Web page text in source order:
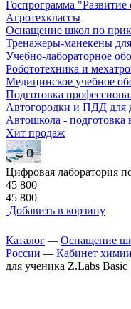
Госпрограмма
Агротехклассы
Оснащение школ по
Тренажеры-манекены
Учебно-лабораторное
Робототехника и
Медицинское учебное
Подготовка
Автогородки и ПДД для
Автошкола - подготовка
Хит продаж
Цифровая лаборатория
45 800
45 800
Добавить в корзину
Каталог —Оснащение
России —Кабинет химии
для ученика Z.Labs Basic